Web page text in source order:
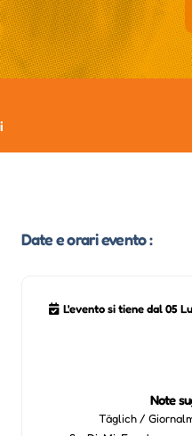
Date e orari evento :
L'evento si tiene dal 05
Note
Täglich /